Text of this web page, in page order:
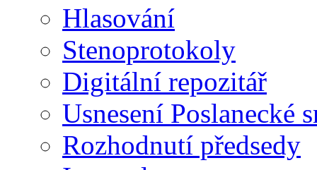
Hlasování
Stenoprotokoly
Digitální repozitář
Usnesení Poslanecké
Rozhodnutí předsedy